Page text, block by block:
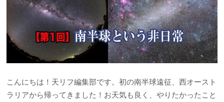
こんにちは！天リフ編集部です。初の南半球遠征、西オースト
ラリアから帰ってきました！お天気も良く、やりたかったこと